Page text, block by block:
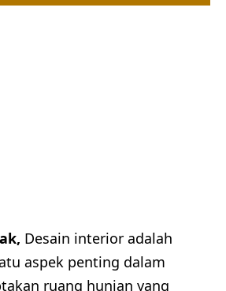
Desain interior adalah
aspek penting dalam
ruang hunian yang